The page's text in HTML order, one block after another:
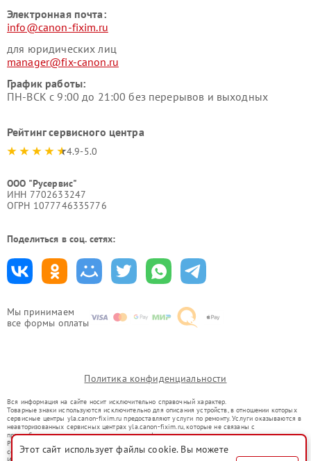
Мы принимаем
все формы оплаты
Электронная почта:
info@canon-fixim.ru
для юридических лиц
manager@fix-canon.ru
График работы:
ПН-ВСК с 9:00 до 21:00 без перерывов и выходных
Рейтинг сервисного центра
4.9-5.0
ООО "Русервис"
ИНН 7702633247
ОГРН 1077746335776
Поделиться в соц. сетях:
Политика конфиденциальности
Вся информация на сайте носит исключительно справочный характер.
Товарные знаки используются исключительно для описания устройств, в отношении которых
сервисные центры yla.canon-fixim.ru предоставляют услуги по ремонту. Услуги оказываются в
неавторизованных сервисных центрах yla.canon-fixim.ru, которые не связаны с
правообладателями товарных знаков или их официальными представителями.
Ремонт осуществляется для устройств, уже введенных в гражданский оборот в соответствии
со статьей 1487 ГК РФ.
Этот сайт использует файлы cookie. Вы можете